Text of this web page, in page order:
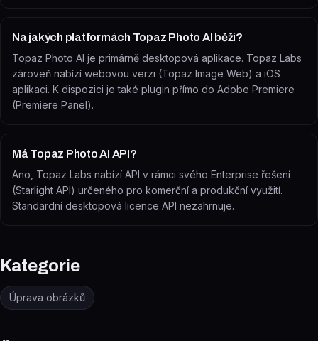
Na jakých platformách Topaz Photo AI běží?
Topaz Photo AI je primárně desktopová aplikace. Topaz Labs
zároveň nabízí webovou verzi (Topaz Image Web) a iOS
aplikaci. K dispozici je také plugin přímo do Adobe Premiere
(Premiere Panel).
Má Topaz Photo AI API?
Ano, Topaz Labs nabízí API v rámci svého Enterprise řešení
(Starlight API) určeného pro komerční a produkční využití.
Standardní desktopová licence API nezahrnuje.
Kategorie
Úprava obrázků